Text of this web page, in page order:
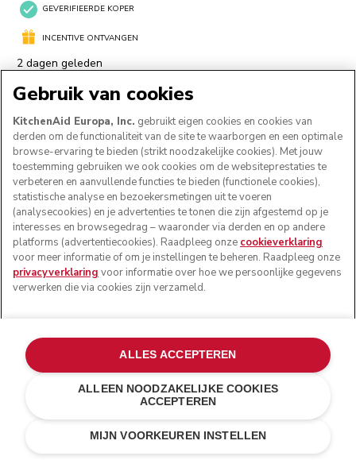
Fresh linen
Gebruik van cookies
KitchenAid Europa, Inc. gebruikt eigen cookies en cookies van
derden om de functionaliteit van de site te waarborgen en een optimale
browse-ervaring te bieden (strikt noodzakelijke cookies). Met jouw
toestemming gebruiken we ook cookies om de websiteprestaties te
verbeteren en aanvullende functies te bieden (functionele cookies),
statistische analyse en bezoekersmetingen uit te voeren
(analysecookies) en je advertenties te tonen die zijn afgestemd op je
interesses en browsegedrag – waaronder via derden en op andere
platforms (advertentiecookies). Raadpleeg onze cookieverklaring
voor meer informatie of om je instellingen te beheren. Raadpleeg onze
privacyverklaring voor informatie over hoe we persoonlijke gegevens
verwerken die via cookies zijn verzameld.
MIJN VOORKEUREN INSTELLEN
ALLEEN NOODZAKELIJKE COOKIES
ACCEPTEREN
ALLES ACCEPTEREN